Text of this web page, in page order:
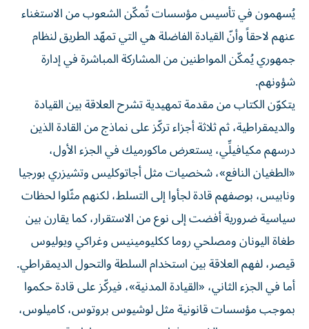
يُسهمون في تأسيس مؤسسات تُمكّن الشعوب من الاستغناء
عنهم لاحقاً وأنّ القيادة الفاضلة هي التي تمهّد الطريق لنظام
جمهوري يُمكّن المواطنين من المشاركة المباشرة في إدارة
شؤونهم.
يتكوّن الكتاب من مقدمة تمهيدية تشرح العلاقة بين القيادة
والديمقراطية، ثم ثلاثة أجزاء تركّز على نماذج من القادة الذين
درسهم مكيافيلِّي، يستعرض ماكورميك في الجزء الأول،
«الطغيان النافع»، شخصيات مثل أجاتوكليس وتشيزري بورجيا
ونابيس، بوصفهم قادة لجأوا إلى التسلط، لكنهم مثّلوا لحظات
سياسية ضرورية أفضت إلى نوع من الاستقرار، كما يقارن بين
طغاة اليونان ومصلحي روما ككليومينيس وغراكي ويوليوس
قيصر، لفهم العلاقة بين استخدام السلطة والتحول الديمقراطي.
أما في الجزء الثاني، «القيادة المدنية»، فيركّز على قادة حكموا
بموجب مؤسسات قانونية مثل لوشيوس بروتوس، كاميلوس،